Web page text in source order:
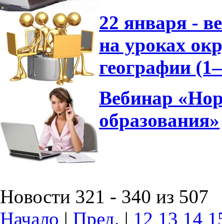
22 января -
на уроках
географии
Вебинар
образования»
Новости 321 - 340 из 507
Начало | Пред. | 12 13 14